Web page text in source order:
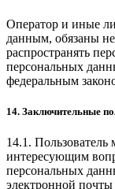
Оператор и иные
данным, обязаны
распространять
персональных
федеральным
14. Заключительные
14.1.
интересующим
персональных
электронной почты